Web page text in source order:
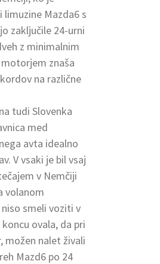
Mazda6 s
zaključile 24-urni
z minimalnim
znaša
na različne
tudi Slovenka
med
avta idealno
V vsaki je bil vsaj
v Nemčiji
volanom
smeli voziti v
ovala, da pri
možen nalet živali
Mazd6 po 24